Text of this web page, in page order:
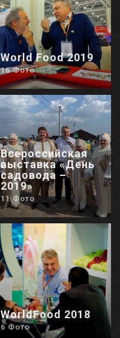
World Food 2019
16 Фото
Всероссийская
выставка «День
садовода –
2019»
11 Фото
WorldFood 2018
6 Фото